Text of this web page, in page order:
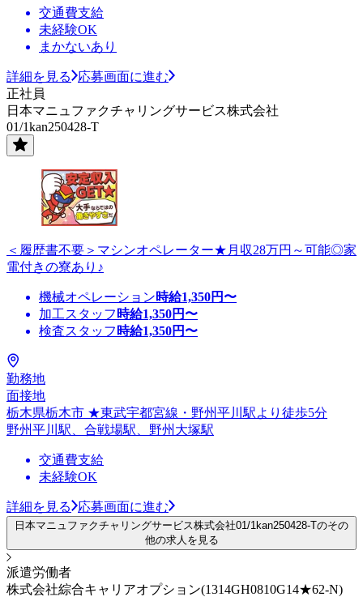
交通費支給
未経験OK
まかないあり
詳細を見る
応募画面に進む
正社員
日本マニュファクチャリングサービス株式会社
01/1kan250428-T
＜履歴書不要＞マシンオペレーター★月収28万円～可能◎家
電付きの寮あり♪
機械オペレーション時給1,350円〜
加工スタッフ 時給1,350円〜
検査スタッフ 時給1,350円〜
勤務地
面接地
栃木県栃木市 ★東武宇都宮線・野州平川駅より徒歩5分
野州平川駅、合戦場駅、野州大塚駅
交通費支給
未経験OK
詳細を見る 応募画面に進む
日本マニュファクチャリングサービス株式会社01/1kan250428-Tのその
他の求人を見る
派遣労働者
株式会社綜合キャリアオプション(1314GH0810G14★62-N)